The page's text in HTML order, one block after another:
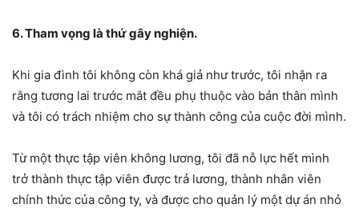
6. Tham vọng là thứ gây nghiện.
Khi gia đình tôi không còn khá giả như trước, tôi nhận ra
rằng tương lai trước mắt đều phụ thuộc vào bản thân mình
và tôi có trách nhiệm cho sự thành công của cuộc đời mình.
Từ một thực tập viên không lương, tôi đã nỗ lực hết mình
trở thành thực tập viên được trả lương, thành nhân viên
chính thức của công ty, và được cho quản lý một dự án nhỏ